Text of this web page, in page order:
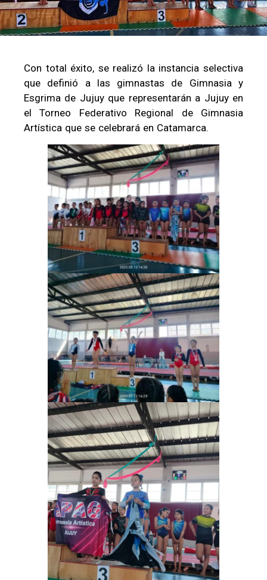
Con total éxito, se realizó la instancia selectiva
que definió a las gimnastas de Gimnasia y
Esgrima de Jujuy que representarán a Jujuy en
el Torneo Federativo Regional de Gimnasia
Artística que se celebrará en Catamarca.